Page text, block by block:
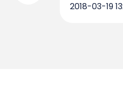
2018-03-19